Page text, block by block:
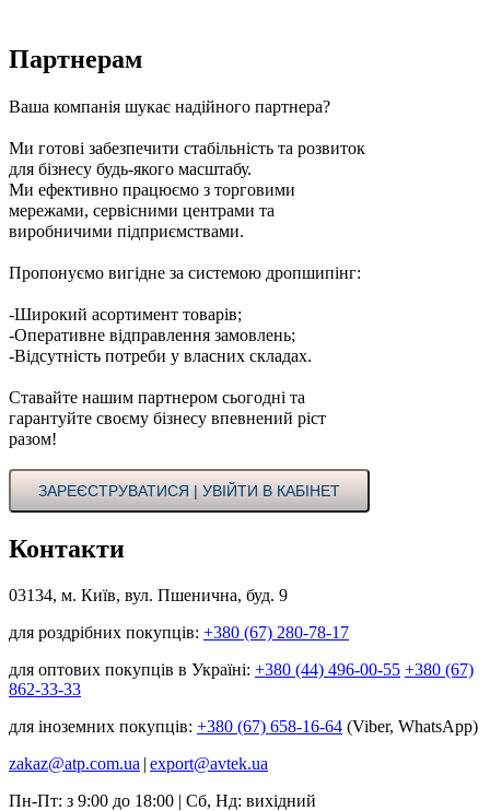
Партнерам
Ваша компанія шукає надійного партнера?
Ми готові забезпечити стабільність та розвиток
для бізнесу будь-якого масштабу.
Ми ефективно працюємо з торговими
мережами, сервісними центрами та
виробничими підприємствами.
Пропонуємо вигідне за системою дропшипінг:
-Широкий асортимент товарів;
-Оперативне відправлення замовлень;
-Відсутність потреби у власних складах.
Ставайте нашим партнером сьогодні та
гарантуйте своєму бізнесу впевнений ріст
разом!
ЗАРЕЄСТРУВАТИСЯ | УВІЙТИ В КАБІНЕТ
Контакти
03134, м. Київ, вул. Пшенична, буд. 9
для роздрібних покупців: +380 (67) 280-78-17
для оптових покупців в Україні: +380 (44) 496-00-55 +380 (67)
862-33-33
для іноземних покупців: +380 (67) 658-16-64 (Viber, WhatsApp)
zakaz@atp.com.ua | export@avtek.ua
Пн-Пт: з 9:00 до 18:00 | Сб, Нд: вихідний